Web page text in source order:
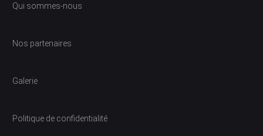
Qui sommes-nous
Nos partenaires
Galerie
Politique de confidentialité